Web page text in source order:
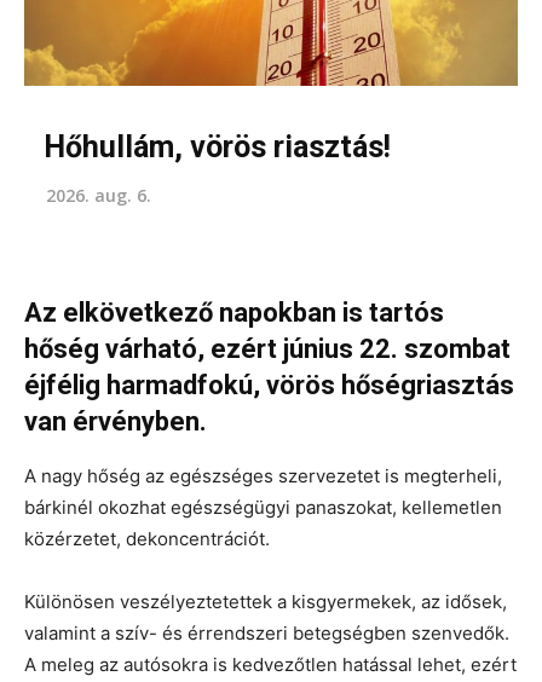
Hőhullám, vörös riasztás!
2026. aug. 6.
Az elkövetkező napokban is tartós
hőség várható, ezért június 22. szombat
éjfélig harmadfokú, vörös hőségriasztás
van érvényben.
A nagy hőség az egészséges szervezetet is megterheli,
bárkinél okozhat egészségügyi panaszokat, kellemetlen
közérzetet, dekoncentrációt.
Különösen veszélyeztetettek a kisgyermekek, az idősek,
valamint a szív- és érrendszeri betegségben szenvedők.
A meleg az autósokra is kedvezőtlen hatással lehet, ezért